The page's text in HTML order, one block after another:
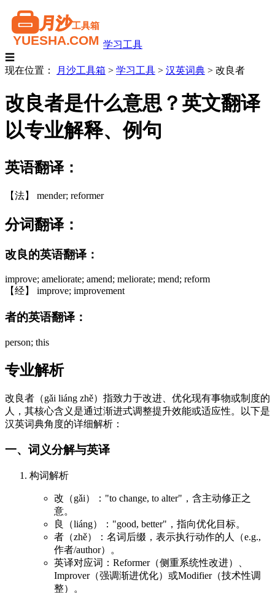
学习工具
☰
现在位置：
月沙工具箱 > 学习工具 > 汉英词典 > 改良者
改良者是什么意思？英文翻译
以专业解释、例句
英语翻译：
【法】 mender; reformer
分词翻译：
改良的英语翻译：
improve; ameliorate; amend; meliorate; mend; reform
【经】 improve; improvement
者的英语翻译：
person; this
专业解析
改良者（gǎi liáng zhě）指致力于改进、优化现有事物或制度的
人，其核心含义是通过渐进式调整提升效能或适应性。以下是
汉英词典角度的详细解析：
一、词义分解与英译
构词解析
改（gǎi）："to change, to alter"，含主动修正之
意。
良（liáng）："good, better"，指向优化目标。
者（zhě）：名词后缀，表示执行动作的人（e.g.,
作者/author）。
英译对应词：Reformer（侧重系统性改进）、
Improver（强调渐进优化）或Modifier（技术性调
整）。